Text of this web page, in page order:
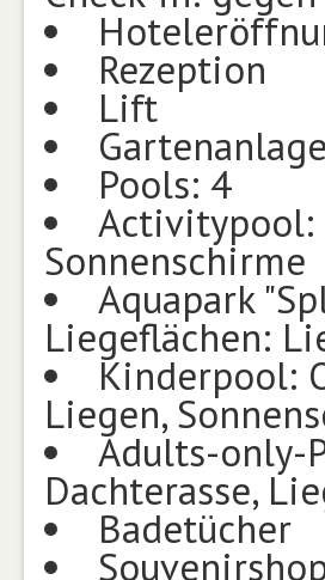
Rezeption
Lift
Pools: 4
Activitypool:
Sonnenschirme
Aquapark
Liegeflächen:
Kinderpool:
Liegen,
Adults-only-
Dachterasse,
Badetücher